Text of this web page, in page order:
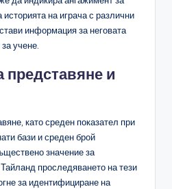
на играча с различни
информация за неговата
учене.
представяне и
като среден показател при
бази и среден брой
значение за
проследяването на тези
за идентифициране на